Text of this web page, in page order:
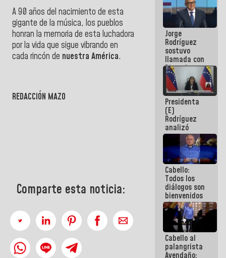
A 90 años del nacimiento de esta
gigante de la música, los pueblos
honran la memoria de esta luchadora
por la vida que sigue vibrando en
cada rincón de nuestra América.
REDACCIÓN MAZO
Comparte esta noticia:
"Héroe de
Venezuela"
a servidores
públicos
Jorge
Rodríguez
sostuvo
llamada con
Dinorah
Figuera y
acuerdan
primer
encuentro
presencial
para el
diálogo
Presidenta
(E)
Rodríguez
analizó
junto a
gobernadores
planes de
recuperación
del Sistema
Eléctrico
Nacional
Cabello:
Todos los
diálogos son
bienvenidos
siempre que
estén en el
marco de la
Constitución
de la
República
Cabello al
palangrista
Avendaño: